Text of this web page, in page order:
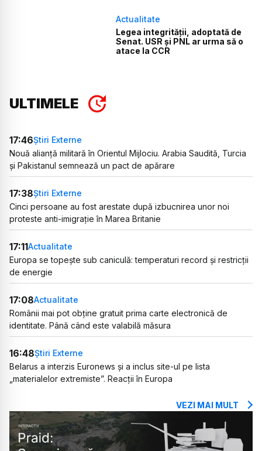
Actualitate
Legea integrității, adoptată de
Senat. USR și PNL ar urma să o
atace la CCR
ULTIMELE
17:46Știri Externe
Nouă alianță militară în Orientul Mijlociu. Arabia Saudită, Turcia
și Pakistanul semnează un pact de apărare
17:38Știri Externe
Cinci persoane au fost arestate după izbucnirea unor noi
proteste anti-imigrație în Marea Britanie
17:11Actualitate
Europa se topește sub caniculă: temperaturi record și restricții
de energie
17:08Actualitate
Românii mai pot obține gratuit prima carte electronică de
identitate. Până când este valabilă măsura
16:48Știri Externe
Belarus a interzis Euronews și a inclus site-ul pe lista
„materialelor extremiste”. Reacții în Europa
VEZI MAI MULT